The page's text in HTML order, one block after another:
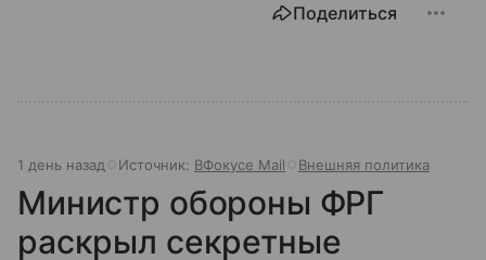
Поделиться
1 день назад Источник: ВФокусе Mail Внешняя политика
Министр обороны ФРГ
раскрыл секретные